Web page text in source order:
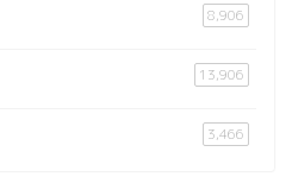
8,906
13,906
3,466